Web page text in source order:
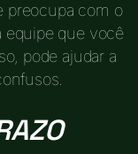
preocupa com o
equipe que você
pode ajudar a